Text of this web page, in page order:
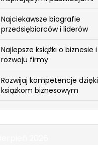
Najciekawsze biografie
przedsiębiorców i liderów
Najlepsze książki o biznesie i
rozwoju firmy
Rozwijaj kompetencje dzięki
książkom biznesowym